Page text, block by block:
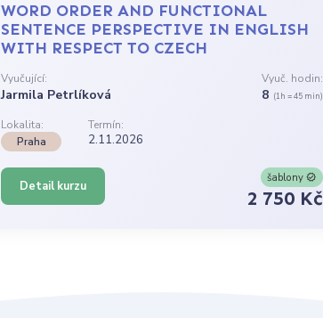
WORD ORDER AND FUNCTIONAL
SENTENCE PERSPECTIVE IN ENGLISH
WITH RESPECT TO CZECH
Vyučující:
Jarmila Petrlíková
Vyuč. hodin:
8 (1h = 45 min)
Lokalita:
Termín:
Praha
2.11.2026
Detail kurzu
šablony
2 750 Kč